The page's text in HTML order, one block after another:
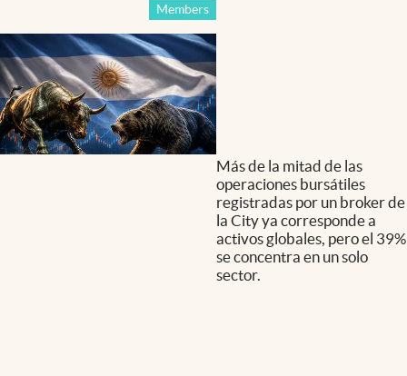
Members
Más de la mitad de las
operaciones bursátiles
registradas por un broker de
la City ya corresponde a
activos globales, pero el 39%
se concentra en un solo
sector.